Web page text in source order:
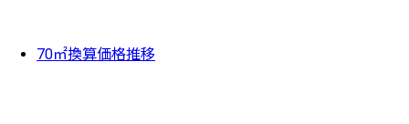
70㎡換算価格推移